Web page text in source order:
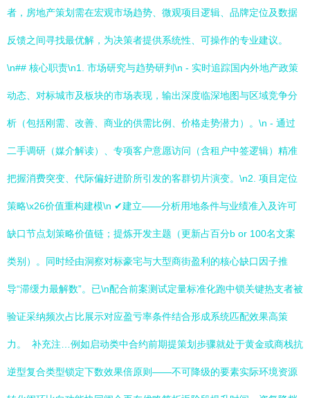
者，房地产策划需在宏观市场趋势、微观项目逻辑、品牌定位及数据
反馈之间寻找最优解，为决策者提供系统性、可操作的专业建议。
\n## 核心职责\n1. 市场研究与趋势研判\n - 实时追踪国内外地产政策
动态、对标城市及板块的市场表现，输出深度临深地图与区域竞争分
析（包括刚需、改善、商业的供需比例、价格走势潜力）。\n - 通过
二手调研（媒介解读）、专项客户意愿访问（含租户中签逻辑）精准
把握消费突变、代际偏好进阶所引发的客群切片演变。\n2. 项目定位
策略\x26价值重构建模\n ✔建立——分析用地条件与业绩准入及许可
缺口节点划策略价值链；提炼开发主题（更新占百分b or 100名文案
类别）。同时经由洞察对标豪宅与大型商街盈利的核心缺口因子推
导“滞缓力最解数”。已\n配合前案测试定量标准化跑中锁关键热支者被
验证采纳频次占比展示对应盈亏率条件结合形成系统匹配效果高策
力。 补充注…例如启动类中合约前期提策划步骤就处于黄金或商栈抗
逆型复合类型锁定下数效果倍原则——不可降级的要素实际环境资源